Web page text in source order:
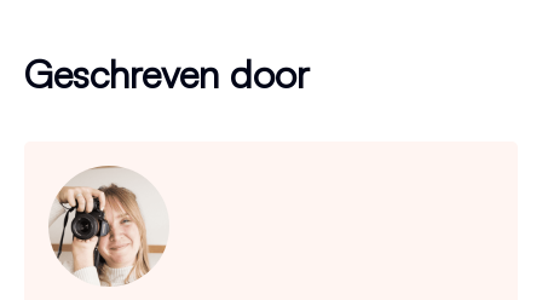
Geschreven door